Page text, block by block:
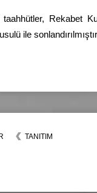
taahhütler, Rekabet
ile
TANITIM